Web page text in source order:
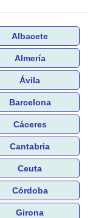
Albacete
Almería
Ávila
Barcelona
Cáceres
Cantabria
Ceuta
Córdoba
Girona